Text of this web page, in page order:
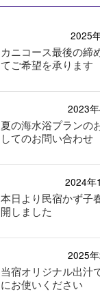
2025
カニコース最後の締
てご希望を承ります
2023
夏の海水浴プランの
してのお問い合わせ
2024年
本日より民宿かず子
開しました
2025
当宿オリジナル出汁
にお使いください